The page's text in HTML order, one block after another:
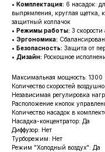
• Комплектация: 6 насадок:
выпрямления, круглая щетка,
защитный колпачок
• Режимы работы: 3
• Эргономика:
• Безопасность: Защита от
• Дизайн: Роскошное
Максимальная мощность: 1300
Количество скоростей
Независимая регулировка
Расположение кнопок
Количество насадок в
Насадка-концентратор: Да
Диффузор: Нет
Турборежим: Нет
Режим "Холодный воздух": Да